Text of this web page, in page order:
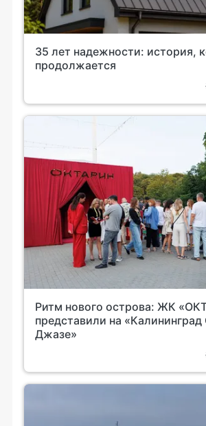
35 лет надежности: история,
продолжается
Ритм нового острова: ЖК
представили на «Калининград
Джазе»